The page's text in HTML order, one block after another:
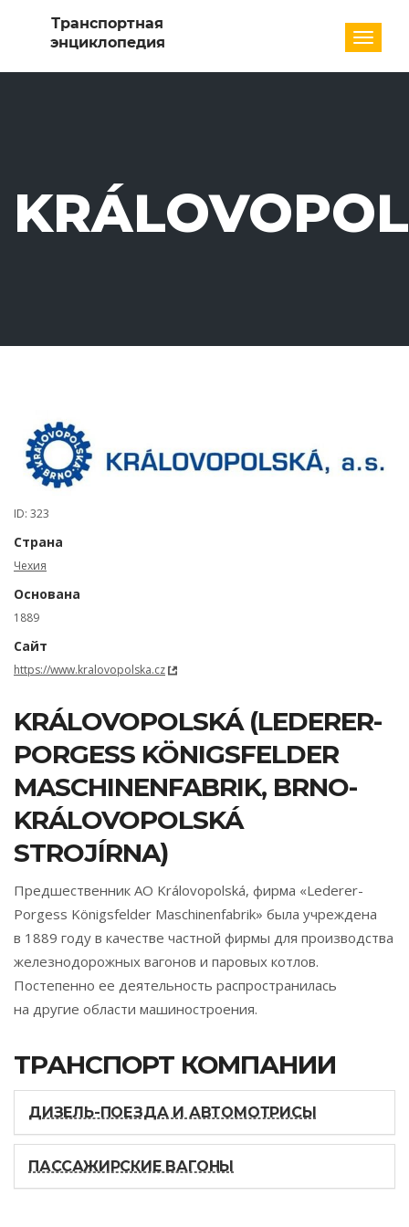
ID: 323
Страна
Чехия
Основана
1889
Сайт
https://www.kralovopolska.cz
KRÁLOVOPOLSKÁ (LEDERER-
PORGESS KÖNIGSFELDER
MASCHINENFABRIK, BRNO-
KRÁLOVOPOLSKÁ
STROJÍRNA)
Предшественник АО Královopolská, фирма «Lederer-
Porgess Königsfelder Maschinenfabrik» была учреждена
в 1889 году в качестве частной фирмы для производства
железнодорожных вагонов и паровых котлов.
Постепенно ее деятельность распространилась
на другие области машиностроения.
ТРАНСПОРТ КОМПАНИИ
ДИЗЕЛЬ-ПОЕЗДА И АВТОМОТРИСЫ
ПАССАЖИРСКИЕ ВАГОНЫ